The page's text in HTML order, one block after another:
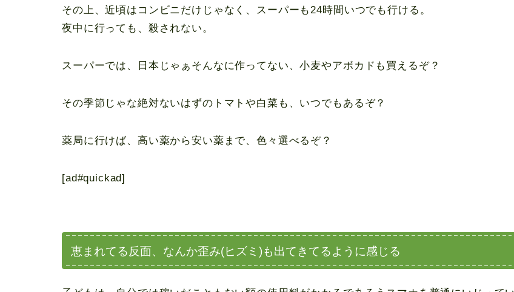
その上、近頃はコンビニだけじゃなく、スーパーも24時間いつでも行ける。
夜中に行っても、殺されない。
スーパーでは、日本じゃぁそんなに作ってない、小麦やアボカドも買えるぞ？
その季節じゃな絶対ないはずのトマトや白菜も、いつでもあるぞ？
薬局に行けば、高い薬から安い薬まで、色々選べるぞ？
[ad#quickad]
恵まれてる反面、なんか歪み(ヒズミ)も出てきてるように感じる